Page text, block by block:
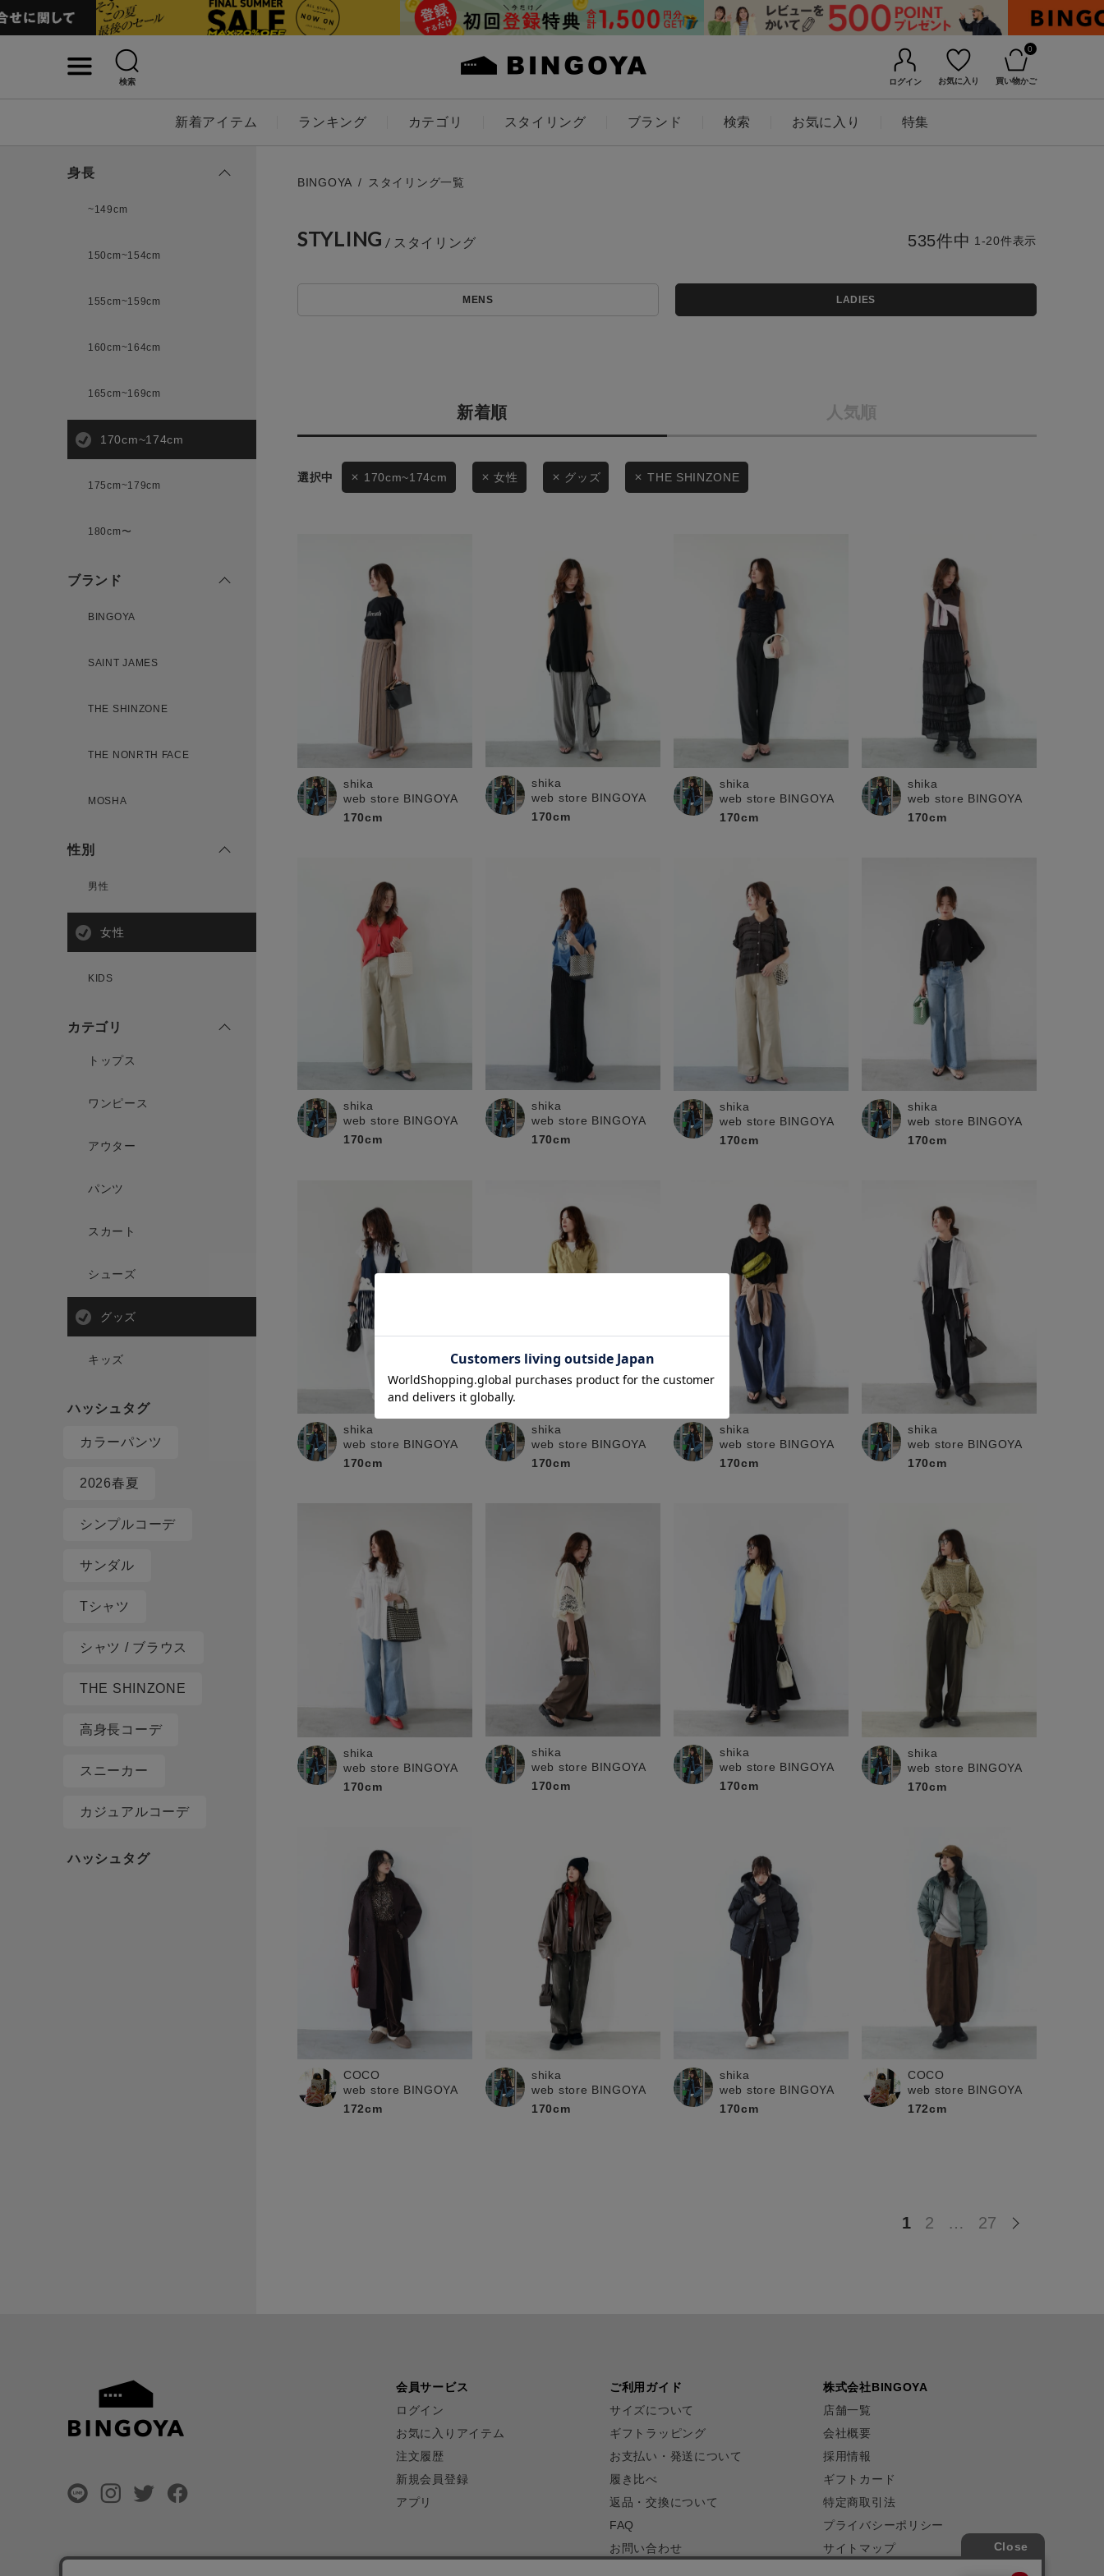
検索 ログイン お気に入り
0
買い物かご
新着アイテム ランキング カテゴリ スタイリング ブランド 検索 お気に入り 特集
条件絞り込み検索
カテゴリから探す
スタイリングから探す
ブランドから探す
店舗一覧
会社概要
お知らせ・ご利用ガイド
お知らせ
ご利用ガイド
ギフトラッピング
お問い合わせ
無料公式アプリダウンロード
キーワード
LADIES KIDS
価格
セール価格
在庫なし含む
この条件で絞り込む
身長
~149cm
150cm~154cm
155cm~159cm
160cm~164cm
165cm~169cm
170cm~174cm
175cm~179cm
180cm〜
ブランド
BINGOYA
SAINT JAMES
THE SHINZONE
THE NONRTH FACE
MOSHA
性別
男性
女性
KIDS
カテゴリ
トップス
ワンピース
アウター
パンツ
スカート
シューズ
グッズ
キッズ
カラーパンツ
2026春夏
シンプルコーデ
サンダル
Tシャツ
シャツ / ブラウス
THE SHINZONE
高身長コーデ
スニーカー
カジュアルコーデ
BINGOYA スタイリング一覧
STYLING
MENS LADIES
新着順 人気順
535件中 1-20件表示
170cm~174cm 女性 グッズ THE SHINZONE
shika
web store BINGOYA
170cm
shika
web store BINGOYA
170cm
shika
web store BINGOYA
170cm
shika
web store BINGOYA
170cm
shika
web store BINGOYA
170cm
shika
web store BINGOYA
170cm
shika
web store BINGOYA
170cm
shika
web store BINGOYA
170cm
shika
web store BINGOYA
170cm
shika
web store BINGOYA
170cm
shika
web store BINGOYA
170cm
shika
web store BINGOYA
170cm
shika
web store BINGOYA
170cm
shika
web store BINGOYA
170cm
shika
web store BINGOYA
170cm
shika
web store BINGOYA
170cm
COCO
web store BINGOYA
172cm
shika
web store BINGOYA
170cm
shika
web store BINGOYA
170cm
COCO
web store BINGOYA
172cm
1 2 … 27
会員サービス
ログイン
お気に入りアイテム
注文履歴
新規会員登録
アプリ
ご利用ガイド
サイズについて
ギフトラッピング
お支払い・発送について
履き比べ
返品・交換について
FAQ
お問い合わせ
株式会社BINGOYA
店舗一覧
会社概要
採用情報
ギフトカード
特定商取引法
プライバシーポリシー
サイトマップ